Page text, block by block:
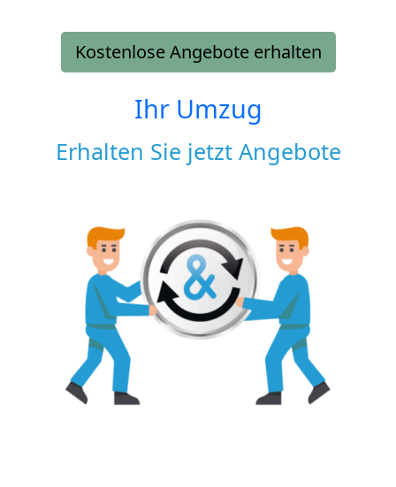
Kostenlose Angebote erhalten
Ihr Umzug
Erhalten Sie jetzt Angebote